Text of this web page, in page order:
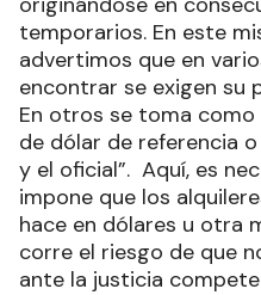
temporarios. En este
advertimos que en
encontrar se exigen su
En otros se toma
de dólar de referencia
y el oficial”. Aquí, es
impone que los
hace en dólares u otra
corre el riesgo de que
ante la justicia